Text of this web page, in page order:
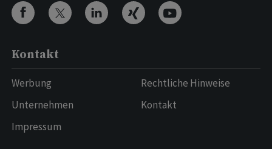
Kontakt
Werbung
Unternehmen
Impressum
Rechtliche Hinweise
Kontakt